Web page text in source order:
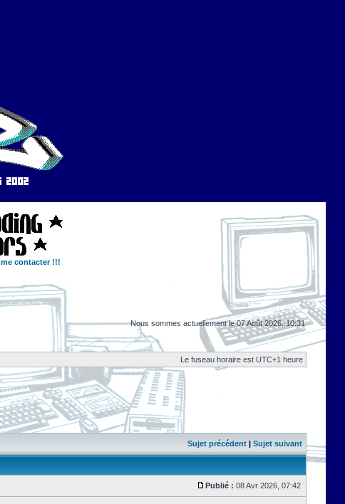
me contacter !!!
Nous sommes actuellement le 07 Août 2026, 10:31
Le fuseau horaire est UTC+1 heure
Sujet précédent | Sujet suivant
Publié : 08 Avr 2026, 07:42